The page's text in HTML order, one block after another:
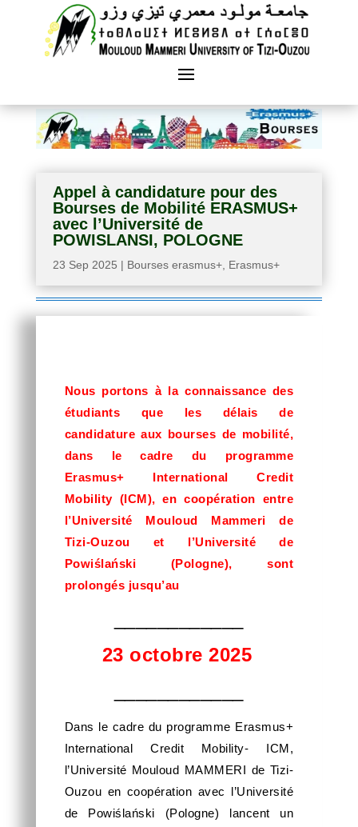
Appel à candidature pour des
Bourses de Mobilité ERASMUS+
avec l’Université de
POWISLANSI, POLOGNE
23 Sep 2025 | Bourses erasmus+, Erasmus+
Nous portons à la connaissance des
étudiants que les délais de
candidature aux bourses de mobilité,
dans le cadre du programme
Erasmus+ International Credit
Mobility (ICM), en coopération entre
l’Université Mouloud Mammeri de
Tizi-Ouzou et l’Université de
Powiślański (Pologne), sont
prolongés jusqu’au
23 octobre 2025
Dans le cadre du programme Erasmus+
International Credit Mobility- ICM,
l’Université Mouloud MAMMERI de Tizi-
Ouzou en coopération avec l’Université
de Powiślański (Pologne) lancent un